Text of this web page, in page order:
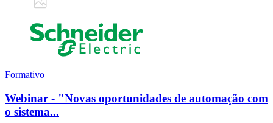
Formativo
Webinar - "Novas oportunidades de automação com
o sistema...